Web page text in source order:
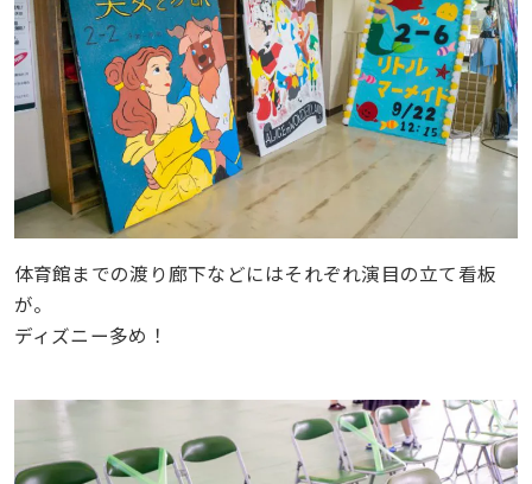
体育館までの渡り廊下などにはそれぞれ演目の立て看板
が。
ディズニー多め！